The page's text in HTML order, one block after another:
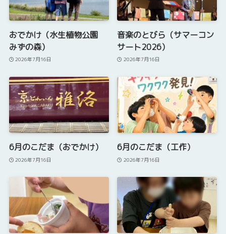
おでかけ（水生植物公園
みずの森）
2026年7月16日
音楽のとびら（サマーコン
サート2026）
2026年7月16日
6月のこだま（おでかけ）
2026年7月16日
6月のこだま（工作）
2026年7月16日